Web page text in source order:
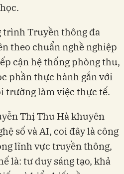
trình Truyền thông đa
theo chuẩn nghề nghiệp
cận hệ thống phòng thu,
phần thực hành gắn với
trường làm việc thực tế.
Thị Thu Hà khuyên
số và AI, coi đây là công
lĩnh vực truyền thông,
là: tư duy sáng tạo, khả